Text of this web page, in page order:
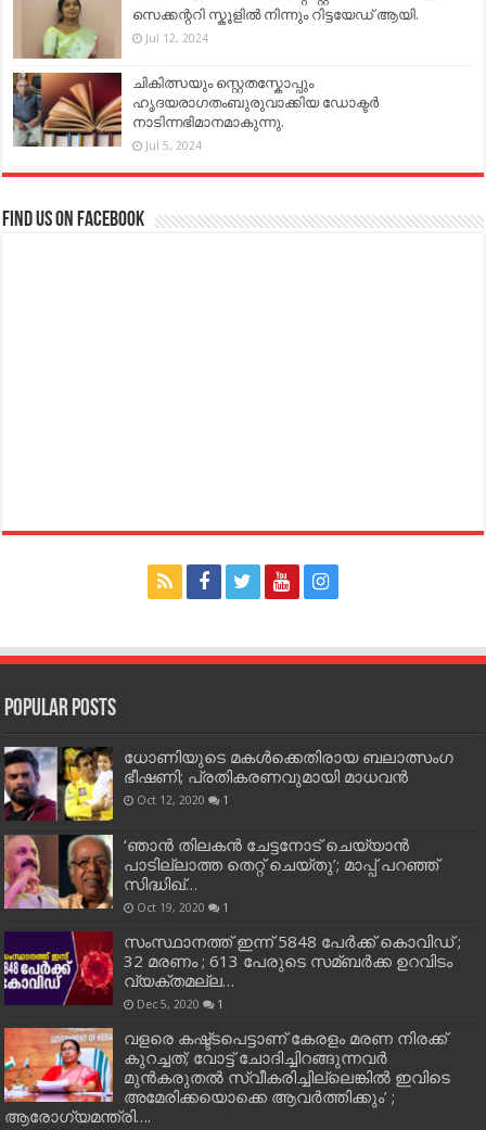
സെക്കന്ററി സ്കൂളിൽ നിന്നും റിട്ടയേഡ് ആയി.
Jul 12, 2024
ചികിത്സയും സ്റ്റെതസ്കോപ്പും
ഹൃദയരാഗതംബുരുവാക്കിയ ഡോക്ടർ
നാടിന്നഭിമാനമാകുന്നു.
Jul 5, 2024
Find us on Facebook
Popular Posts
ധോണിയുടെ മകള്‍ക്കെതിരായ ബലാത്സംഗ
ഭീഷണി; പ്രതികരണവുമായി മാധവന്‍
Oct 12, 2020 1
‘ഞാന്‍ തിലകന്‍ ചേട്ടനോട് ചെയ്യാന്‍
പാടില്ലാത്ത തെറ്റ് ചെയ്തു’; മാപ്പ് പറഞ്ഞ്
സിദ്ധിഖ്…
Oct 19, 2020 1
സംസ്ഥാനത്ത് ഇന്ന് 5848 പേര്‍ക്ക് കൊവി‌ഡ് ;
32 മരണം ; 613 പേരുടെ സമ്ബര്‍ക്ക ഉറവിടം
വ്യക്തമല്ല…
Dec 5, 2020 1
വളരെ കഷ്ട്ടപെട്ടാണ് കേരളം മരണ നിരക്ക്
കുറച്ചത്; വോട്ട് ചോദിച്ചിറങ്ങുന്നവർ
മുൻകരുതൽ സ്വീകരിച്ചില്ലെങ്കിൽ ഇവിടെ
അമേരിക്കയൊക്കെ ആവർത്തിക്കും’ ;
ആരോഗ്യമന്ത്രി….